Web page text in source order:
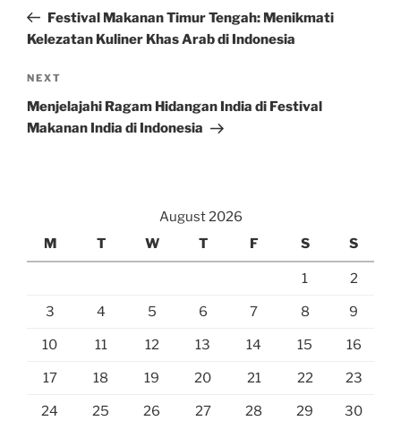
PostFestival Makanan Timur Tengah: Menikmati
Kelezatan Kuliner Khas Arab di Indonesia
Next
Post
NEXT
Menjelajahi Ragam Hidangan India di Festival
Makanan India di Indonesia
August 2026
M
T W T F S S
1 2
3 4 5 6 7 8 9
10 11 12 13 14 15 16
17 18 19 20 21 22 23
24 25 26 27 28 29 30